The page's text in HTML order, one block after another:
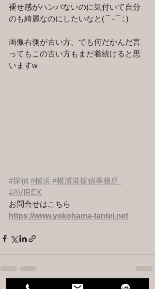
褪せ感がハンパないのに気付いて自分
のも綺麗なのにしたいなと(⌒-⌒; )
画像右側が古い方。でも何だかんだ言
ってもこの古い方もまだ着続けると思
いますw
#探偵 #横浜 #横濱港探偵事務所
#AVIREX
お問合せはこちら
https://www.yokohama-tantei.net